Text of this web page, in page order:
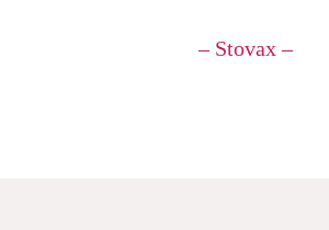
– Stovax –